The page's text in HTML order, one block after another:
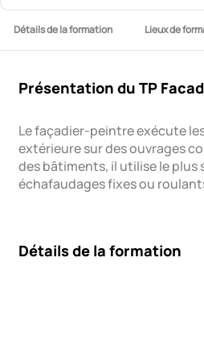
Détails de la formation Lieux de
Présentation du TP
Le façadier-peintre exécute
extérieure sur des ouvrages
des bâtiments, il utilise le plus
échafaudages fixes ou
Détails de la formation